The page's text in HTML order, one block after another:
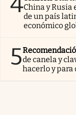
China y
de un país
económico
5de canela y
hacerlo y para